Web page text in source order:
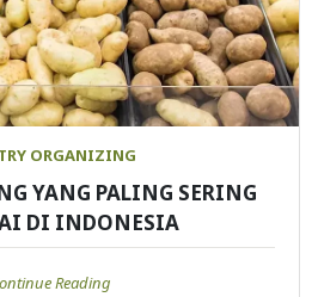
ORGANIZING
YANG PALING SERING
DI INDONESIA
Reading